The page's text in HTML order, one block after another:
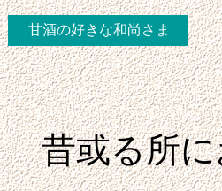
甘酒の好きな和尚さま
昔或る所に